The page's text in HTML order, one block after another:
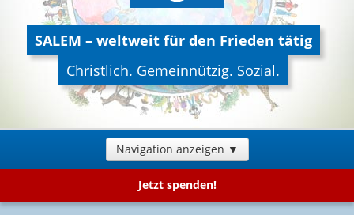
SALEM – weltweit für den Frieden tätig
Christlich. Gemeinnützig. Sozial.
Navigation anzeigen ▼
Jetzt spenden!